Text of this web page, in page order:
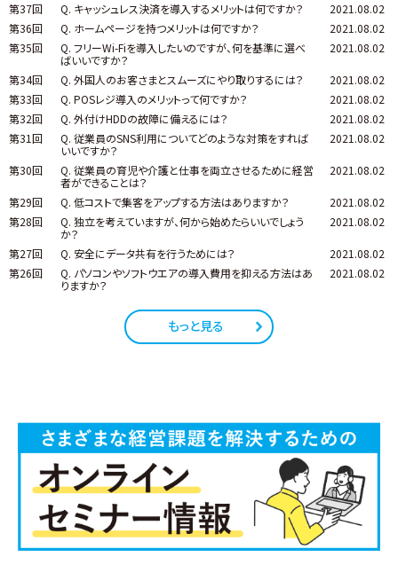
第37回 Q. キャッシュレス決済を導入するメリットは何ですか？
2021.08.02
第36回
Q. ホームページを持つメリットは何ですか？
2021.08.02
第35回
Q. フリーWi-Fiを導入したいのですが、何を基準に選べ
ばいいですか？
2021.08.02
第34回 Q. 外国人のお客さまとスムーズにやり取りするには？
2021.08.02
第33回
Q. POSレジ導入のメリットって何ですか？
2021.08.02
第32回
Q. 外付けHDDの故障に備えるには？
2021.08.02
第31回
Q. 従業員のSNS利用についてどのような対策をすれば
いいですか？
2021.08.02
第30回
Q. 従業員の育児や介護と仕事を両立させるために経営
者ができることは？
2021.08.02
第29回 Q. 低コストで集客をアップする方法はありますか？
2021.08.02
第28回
Q. 独立を考えていますが、何から始めたらいいでしょう
か？
2021.08.02
第27回 Q. 安全にデータ共有を行うためには？
2021.08.02
第26回
Q. パソコンやソフトウエアの導入費用を抑える方法はあ
りますか？
2021.08.02
もっと見る